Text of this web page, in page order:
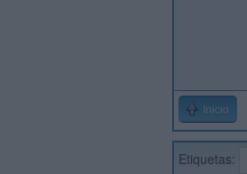
Inicio
Etiquetas: